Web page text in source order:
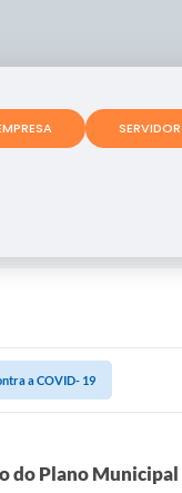
SERVIDOR
a COVID- 19
do Plano